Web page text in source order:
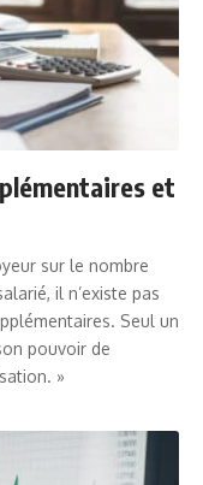
et
sur le nombre
il n’existe pas
Seul un
pouvoir de
»